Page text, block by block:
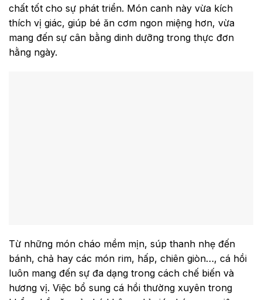
chất tốt cho sự phát triển. Món canh này vừa kích
thích vị giác, giúp bé ăn cơm ngon miệng hơn, vừa
mang đến sự cân bằng dinh dưỡng trong thực đơn
hằng ngày.
Từ những món cháo mềm mịn, súp thanh nhẹ đến
bánh, chả hay các món rim, hấp, chiên giòn…, cá hồi
luôn mang đến sự đa dạng trong cách chế biến và
hương vị. Việc bổ sung cá hồi thường xuyên trong